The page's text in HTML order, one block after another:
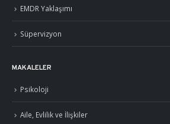
EMDR Yaklaşımı
Süpervizyon
MAKALELER
Psikoloji
Aile, Evlilik ve İlişkiler